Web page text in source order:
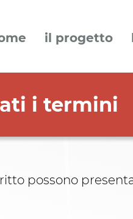
il progetto
i termini
possono